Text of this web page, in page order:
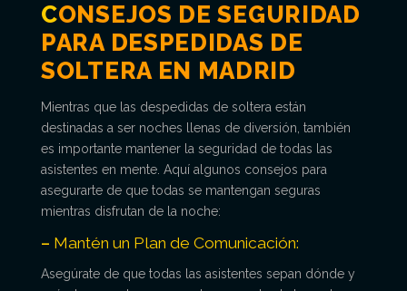
CONSEJOS DE SEGURIDAD
PARA DESPEDIDAS DE
SOLTERA EN MADRID
Mientras que las despedidas de soltera están
destinadas a ser noches llenas de diversión, también
es importante mantener la seguridad de todas las
asistentes en mente. Aquí algunos consejos para
asegurarte de que todas se mantengan seguras
mientras disfrutan de la noche:
– Mantén un Plan de Comunicación:
Asegúrate de que todas las asistentes sepan dónde y